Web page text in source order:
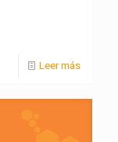
Leer más